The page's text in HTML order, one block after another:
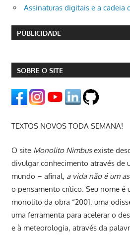
Assinaturas digitais e a cadeia
PUBLICIDADE
SOBRE O SITE
TEXTOS NOVOS TODA SEMANA!
O site Monolito Nimbusexiste
divulgar conhecimento através de
mundo – afinal, a vida não é um
o pensamento crítico. Seu nome é
monolito da obra “2001: uma
uma ferramenta para acelerar o
e à meteorologia, através da